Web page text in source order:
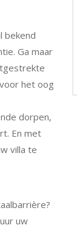
bekend
Ga maar
het oog
dorpen,
En met
villa te
uw